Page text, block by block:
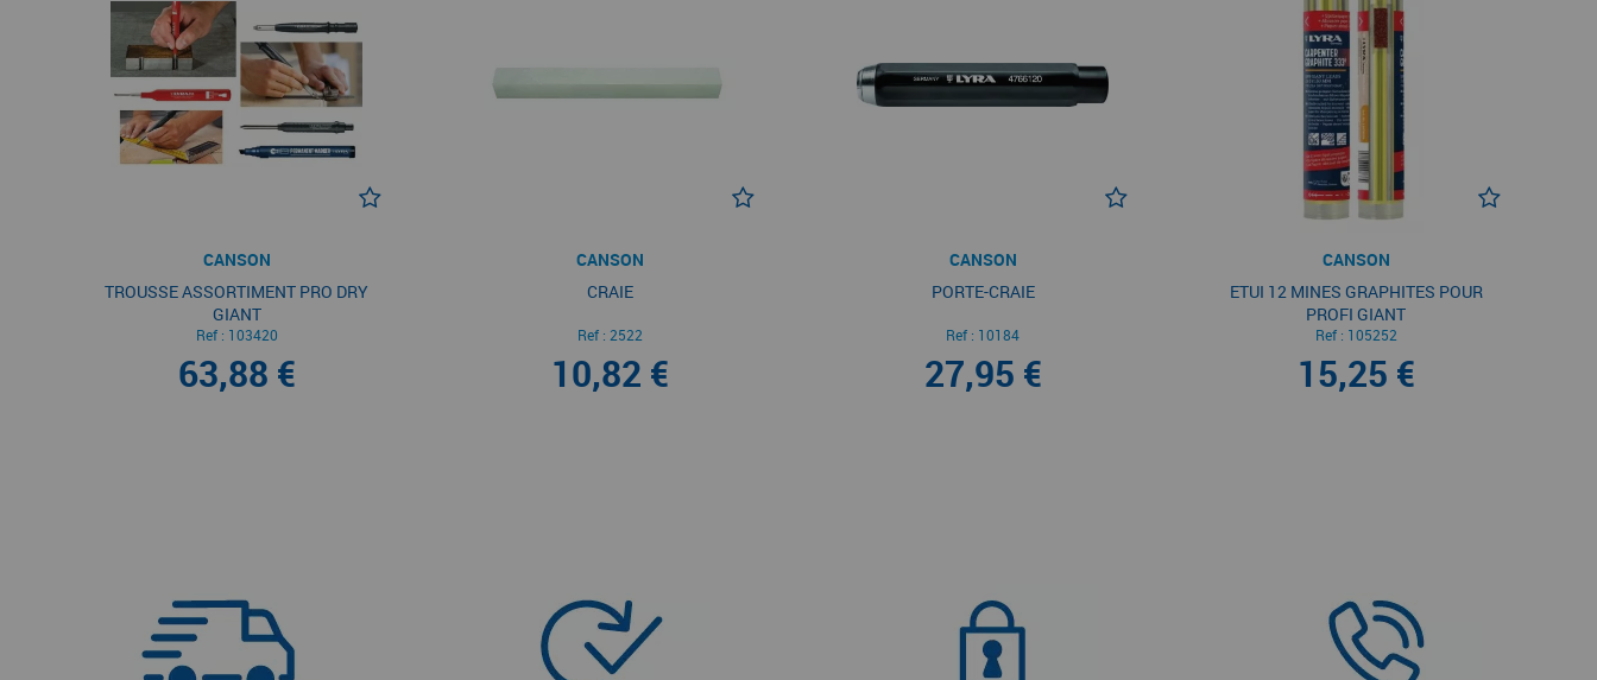
CANSON
TROUSSE ASSORTIMENT PRO DRY
GIANT
Ref : 103420
63,88 €
CANSON
CRAIE
Ref : 2522
10,82 €
CANSON
PORTE-CRAIE
Ref : 10184
27,95 €
CANSON
ETUI 12 MINES GRAPHITES POUR
PROFI GIANT
Ref : 105252
15,25 €